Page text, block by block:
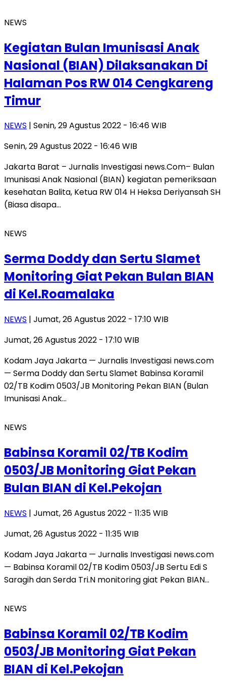
NEWS
Kegiatan Bulan Imunisasi Anak
Nasional (BIAN) Dilaksanakan Di
Halaman Pos RW 014 Cengkareng
Timur
NEWS | Senin, 29 Agustus 2022 - 16:46 WIB
Senin, 29 Agustus 2022 - 16:46 WIB
Jakarta Barat – Jurnalis Investigasi news.Com– Bulan
Imunisasi Anak Nasional (BIAN) kegiatan pemeriksaan
kesehatan Balita, Ketua RW 014 H Heksa Deriyansah SH
(Biasa disapa…
NEWS
Serma Doddy dan Sertu Slamet
Monitoring Giat Pekan Bulan BIAN
di Kel.Roamalaka
NEWS | Jumat, 26 Agustus 2022 - 17:10 WIB
Jumat, 26 Agustus 2022 - 17:10 WIB
Kodam Jaya Jakarta — Jurnalis Investigasi news.com
— Serma Doddy dan Sertu Slamet Babinsa Koramil
02/TB Kodim 0503/JB Monitoring Pekan BIAN (Bulan
Imunisasi Anak…
NEWS
Babinsa Koramil 02/TB Kodim
0503/JB Monitoring Giat Pekan
Bulan BIAN di Kel.Pekojan
NEWS | Jumat, 26 Agustus 2022 - 11:35 WIB
Jumat, 26 Agustus 2022 - 11:35 WIB
Kodam Jaya Jakarta — Jurnalis Investigasi news.com
— Babinsa Koramil 02/TB Kodim 0503/JB Sertu Edi S
Saragih dan Serda Tri.N monitoring giat Pekan BIAN…
NEWS
Babinsa Koramil 02/TB Kodim
0503/JB Monitoring Giat Pekan
BIAN di Kel.Pekojan